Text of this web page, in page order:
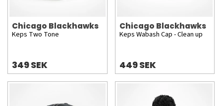
Chicago Blackhawks
Keps Two Tone
349 SEK
Chicago Blackhawks
Keps Wabash Cap - Clean up
449 SEK